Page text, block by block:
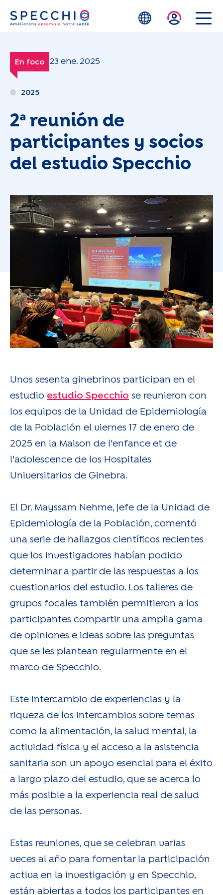
Skip to main content
En foco 23 ene. 2025
2025
2ª reunión de
participantes y socios
del estudio Specchio
Unos sesenta ginebrinos participan en el
estudio estudio Specchio se reunieron con
los equipos de la Unidad de Epidemiología
de la Población el viernes 17 de enero de
2025 en la Maison de l'enfance et de
l'adolescence de los Hospitales
Universitarios de Ginebra.
El Dr. Mayssam Nehme, jefe de la Unidad de
Epidemiología de la Población, comentó
una serie de hallazgos científicos recientes
que los investigadores habían podido
determinar a partir de las respuestas a los
cuestionarios del estudio. Los talleres de
grupos focales también permitieron a los
participantes compartir una amplia gama
de opiniones e ideas sobre las preguntas
que se les plantean regularmente en el
marco de Specchio.
Este intercambio de experiencias y la
riqueza de los intercambios sobre temas
como la alimentación, la salud mental, la
actividad física y el acceso a la asistencia
sanitaria son un apoyo esencial para el éxito
a largo plazo del estudio, que se acerca lo
más posible a la experiencia real de salud
de las personas.
Estas reuniones, que se celebran varias
veces al año para fomentar la participación
activa en la investigación y en Specchio,
están abiertas a todos los participantes en